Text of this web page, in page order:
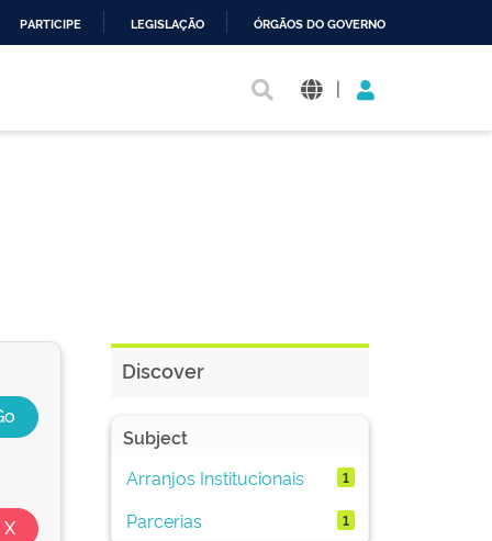
PARTICIPE LEGISLAÇÃO ÓRGÃOS DO GOVERNO
|
Discover
Subject
Arranjos Institucionais
1
Parcerias 1